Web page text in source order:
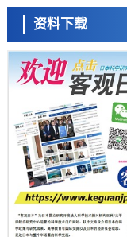
东京都健康长寿医疗中
科学研究
产总研无需石油利用松
科学研究
东京大学和海上保安厅
差异
政策
日本第2次医疗研究开
日元
科学研究
千叶大学鉴定出导致难
会引发血管结构恶化
科学研究
京都大学高效生成光的
日本科学未来馆 科学交
流员
小岩井忠道
资料下载